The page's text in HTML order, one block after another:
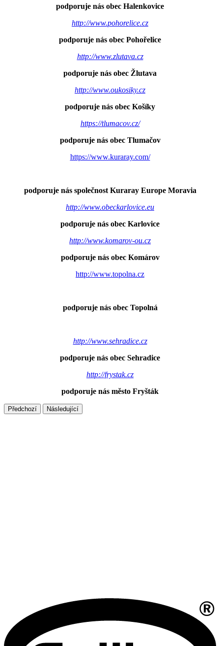
podporuje nás obec Halenkovice
http://www.pohorelice.cz
podporuje nás obec Pohořelice
http://www.zlutava.cz
podporuje nás obec Žlutava
http://www.oukosiky.cz
podporuje nás obec Košíky
https://tlumacov.cz/
podporuje nás obec Tlumačov
https://www.kuraray.com/
podporuje nás společnost Kuraray Europe Moravia
http://www.obeckarlovice.eu
podporuje nás obec Karlovice
http://www.komarov-ou.cz
podporuje nás obec Komárov
http://www.topolna.cz
podporuje nás obec Topolná
http://www.sehradice.cz
podporuje nás obec Sehradice
http://frystak.cz
podporuje nás město Fryšták
Předchozí Následující